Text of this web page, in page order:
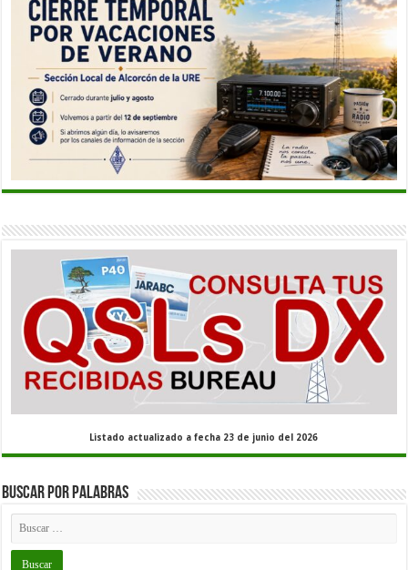
Listado actualizado a fecha 23 de junio del 2026
Buscar por palabras